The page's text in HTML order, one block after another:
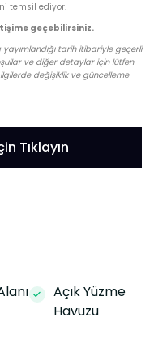
temsil ediyor.
geçebilirsiniz.
tarih itibariyle geçerli
ve diğer detaylar için lütfen
değişiklik ve güncelleme
Tıklayın
Açık Yüzme
Havuzu